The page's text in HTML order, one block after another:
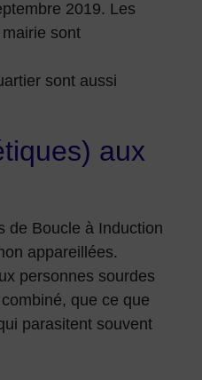
2019. Les
sont
sont aussi
aux
de Boucle à Induction
appareillées.
personnes sourdes
que ce que
parasitent souvent